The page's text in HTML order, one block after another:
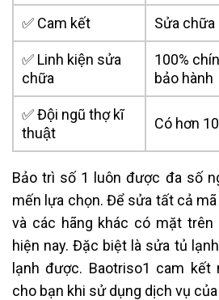
✅ Cam kết Sửa
✅ Linh kiện sửa
chữa
100%
bảo hành
✅ Đội ngũ thợ kĩ
thuật
Có hơn
Bảo trì số 1 luôn được đa số
mến lựa chọn. Để sửa tất cả
và các hãng khác có mặt
hiện nay. Đặc biệt là sửa tủ
lạnh được. Baotriso1 cam kết
cho bạn khi sử dụng dịch vụ